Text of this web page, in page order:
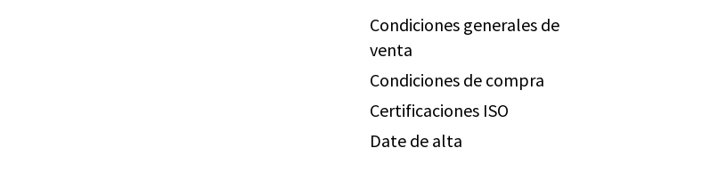
Condiciones generales de
venta
Condiciones de compra
Certificaciones ISO
Date de alta